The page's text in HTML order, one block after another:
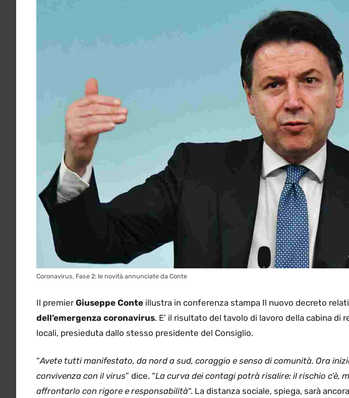
Coronavirus, Fase 2: le novità annunciate da Conte
Il premierGiuseppe Conte illustra in conferenza stampa Il nuovo decreto
dell’emergenza coronavirus. E’ il risultato del tavolo di lavoro della cabina di
locali, presieduta dallo stesso presidente del Consiglio.
“Avete tutti manifestato, da nord a sud, coraggio e senso di comunità. Ora
convivenza con il virus” dice. “La curva dei contagi potrà risalire: il rischio c’è,
affrontarlo con rigore e responsabilità“. La distanza sociale, spiega, sarà